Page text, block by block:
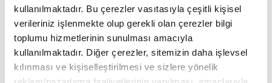
kullanılmaktadır. Bu çerezler vasıtasıyla çeşitli kişisel
verileriniz işlenmekte olup gerekli olan çerezler bilgi
toplumu hizmetlerinin sunulması amacıyla
kullanılmaktadır. Diğer çerezler, sitemizin daha işlevsel
kılınması ve kişiselleştirilmesi ve sizlere yönelik
Dekolonizasyon, düşüncenin Batı-merkezli ve sömürgeci
epistemolojilerden arındırılma süreci olarak karşımıza çıkıyor.
Bu sayıda kavramı özellikle eğitim ekseninde tartışmaya açtık.
Eğitim derken yalnızca ilköğretim ve lise müfredatını değil;
akademiyi, kültürel alanları, entelektüel üretim mecralarını da